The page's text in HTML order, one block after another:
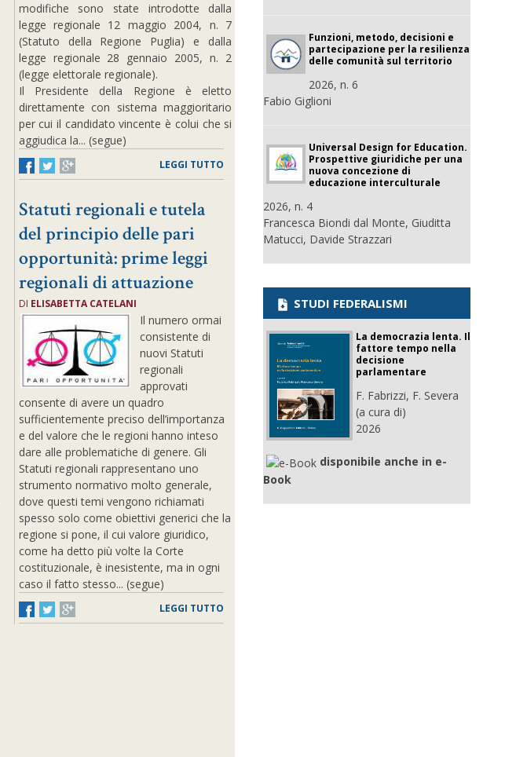
modifiche sono state introdotte dalla
legge regionale 12 maggio 2004, n. 7
(Statuto della Regione Puglia) e dalla
legge regionale 28 gennaio 2005, n. 2
(legge elettorale regionale).
Il Presidente della Regione è eletto
direttamente con sistema maggioritario
per cui il candidato vincente è colui che si
aggiudica la... (segue)
LEGGI TUTTO
Statuti regionali e tutela
del principio delle pari
opportunità: prime leggi
regionali di attuazione
DI ELISABETTA CATELANI
Il numero ormai
consistente di
nuovi Statuti
regionali
approvati
consente di avere un quadro
sufficientemente preciso dell’importanza
e del valore che le regioni hanno inteso
dare alle problematiche di genere. Gli
Statuti regionali rappresentano uno
strumento normativo molto generale,
dove questi temi vengono richiamati
spesso solo come obiettivi generici che la
regione si pone, il cui valore giuridico,
come ha detto più volte la Corte
costituzionale, è inesistente, ma in ogni
caso il fatto stesso... (segue)
LEGGI TUTTO
Funzioni, metodo, decisioni e
partecipazione per la resilienza
delle comunità sul territorio
2026, n. 6
Fabio Giglioni
Universal Design for Education.
Prospettive giuridiche per una
nuova concezione di
educazione interculturale
2026, n. 4
Francesca Biondi dal Monte, Giuditta
Matucci, Davide Strazzari
STUDI FEDERALISMI
La democrazia lenta. Il
fattore tempo nella
decisione
parlamentare
F. Fabrizzi, F. Severa
(a cura di)
2026
disponibile anche in e-
Book